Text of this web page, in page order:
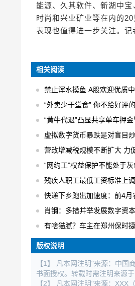
能源、久其软件、新湖中
时尚和兴业矿业等在内的
表现也值得进一步关注。记
相关阅读
禁止浑水摸鱼 A股欢迎优质中概
“外卖少于堂食” 你不给好评
“黄牛代退”凸显共享单车押
虚拟数字货币暴跌是对盲目
营改增减税规模不断扩大 力
“网约工”权益保护不能处于
残疾人职工最低工资标准上调
快递下乡跑出加速度：前4月农村快递业务量
肖钢：多措并举发展数字资本市场
有啥猫腻？车主在郑州保时捷中心为
版权说明
【1】 凡本网注明"来源：中
书面授权。转载时需注明来源
【2】 凡本网注明"来源：